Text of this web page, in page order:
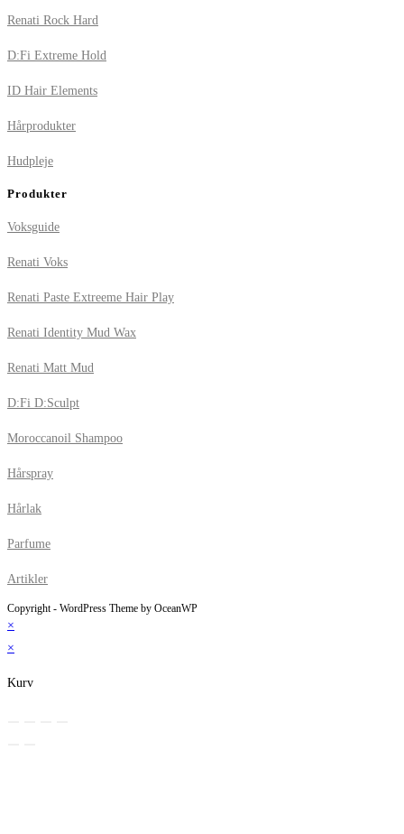
Renati Rock Hard
D:Fi Extreme Hold
ID Hair Elements
Hårprodukter
Hudpleje
Produkter
Voksguide
Renati Voks
Renati Paste Extreeme Hair Play
Renati Identity Mud Wax
Renati Matt Mud
D:Fi D:Sculpt
Moroccanoil Shampoo
Hårspray
Hårlak
Parfume
Artikler
Copyright - WordPress Theme by OceanWP
×
×
Kurv